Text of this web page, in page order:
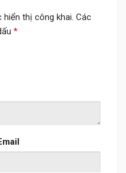
hiển thị công khai. Các
*